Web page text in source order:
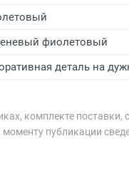
фиолетовый
деталь на
комплекте
публикации